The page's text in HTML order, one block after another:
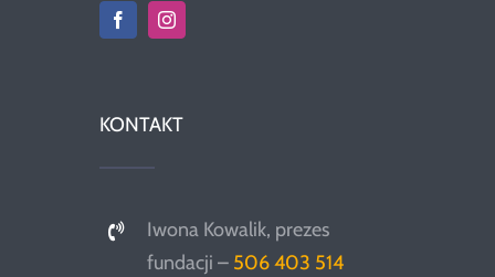
KONTAKT
Iwona Kowalik, prezes
fundacji – 506 403 514